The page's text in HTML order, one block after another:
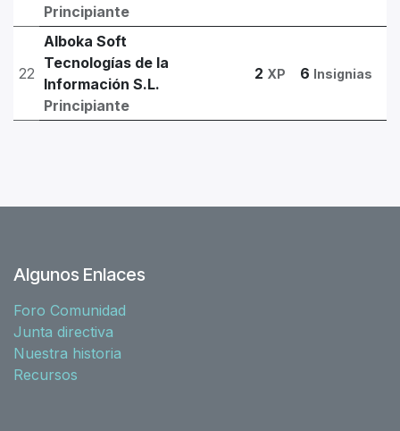
Principiante
22
Alboka Soft
Tecnologías de la
Información S.L.
Principiante
2 XP 6 Insignias
Algunos Enlaces
Foro Comunidad
Junta directiva
Nuestra historia
Recursos